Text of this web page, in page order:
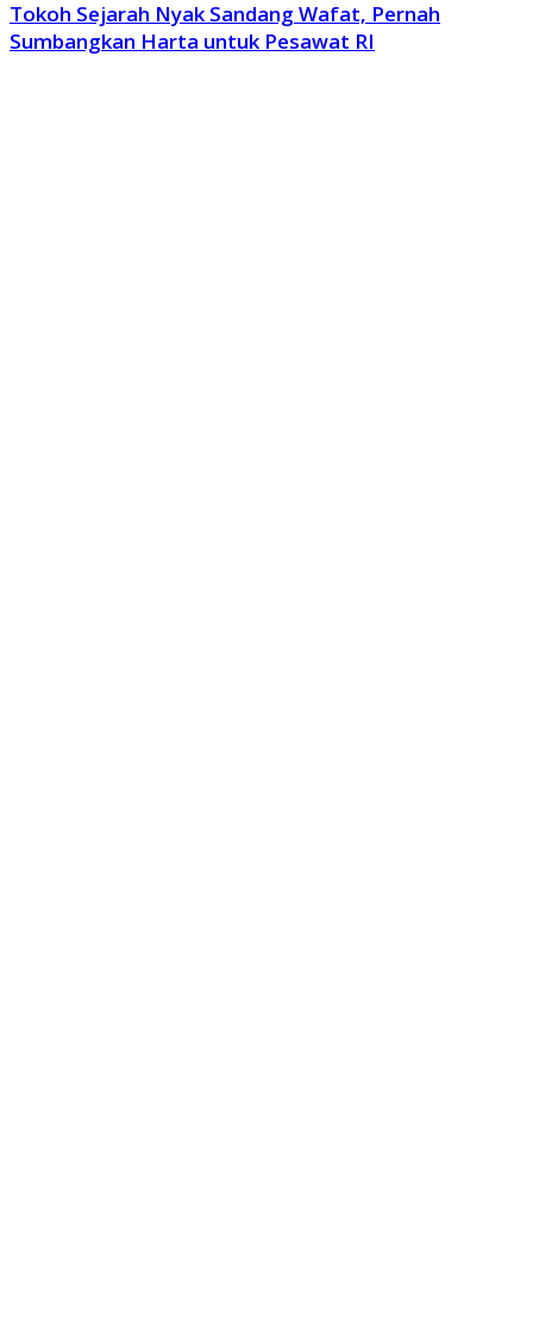
Tokoh Sejarah Nyak Sandang Wafat, Pernah
Sumbangkan Harta untuk Pesawat RI